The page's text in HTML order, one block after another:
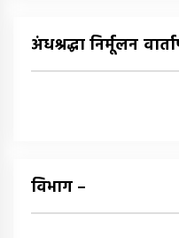
अंधश्रद्धा निर्मूलन
विभाग –